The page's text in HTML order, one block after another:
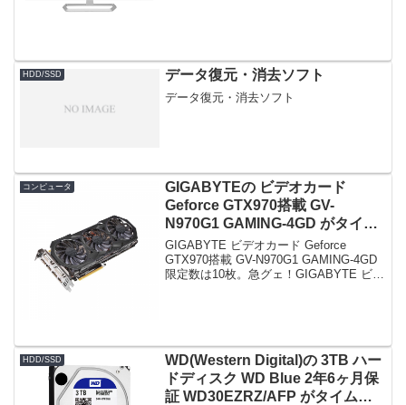
HDD/SSD データ復元・消去ソフト
データ復元・消去ソフト
コンピュータ
GIGABYTEの ビデオカード
Geforce GTX970搭載 GV-
N970G1 GAMING-4GD がタイム
セールで43,221円！
GIGABYTE ビデオカード Geforce
GTX970搭載 GV-N970G1 GAMING-4GD
限定数は10枚。急グェ！GIGABYTE ビデ
HDD/SSD
WD(Western Digital)の 3TB ハー
ドディスク WD Blue 2年6ヶ月保
証 WD30EZRZ/AFP がタイムセ